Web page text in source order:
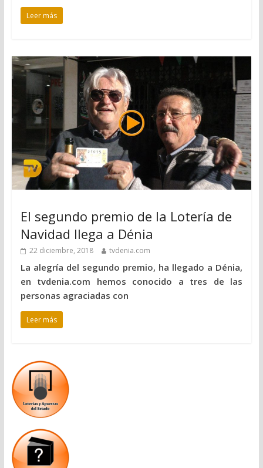
Leer más
El segundo premio de la Lotería de
Navidad llega a Dénia
22 diciembre, 2018 tvdenia.com
La alegría del segundo premio, ha llegado a Dénia,
en tvdenia.com hemos conocido a tres de las
personas agraciadas con
Leer más